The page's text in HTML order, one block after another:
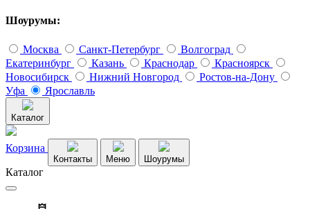
Шоурумы:
Москва Санкт-Петербург
Волгоград
Екатеринбург
Казань Краснодар
Красноярск
Новосибирск
Нижний Новгород
Ростов-на-Дону
Уфа
Ярославль
Каталог
Корзина
Контакты Меню Шоурумы
Каталог